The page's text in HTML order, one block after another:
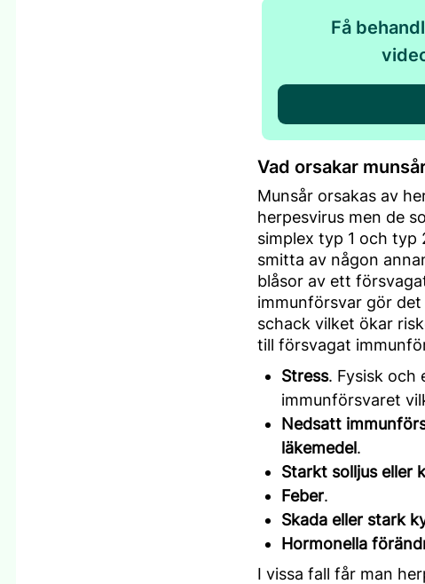
Få
Vad orsakar
Munsår orsakas av
herpesvirus men de
simplex typ 1 och
smitta av någon
blåsor av ett
immunförsvar gör
schack vilket ökar
till försvagat
Stress. Fysisk och
immunförsvaret
Nedsatt
läkemedel.
Starkt solljus eller
Feber.
Skada eller stark
Hormonella
I vissa fall får man